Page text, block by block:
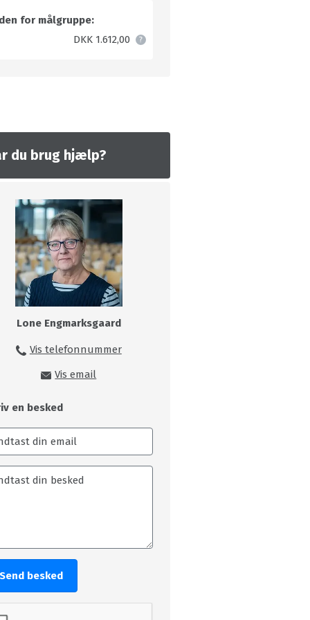
for målgruppe:
DKK 1.612,00
du brug hjælp?
Lone Engmarksgaard
Vis telefonnummer
Vis email
loe@skivecollege.dk
en besked
besked